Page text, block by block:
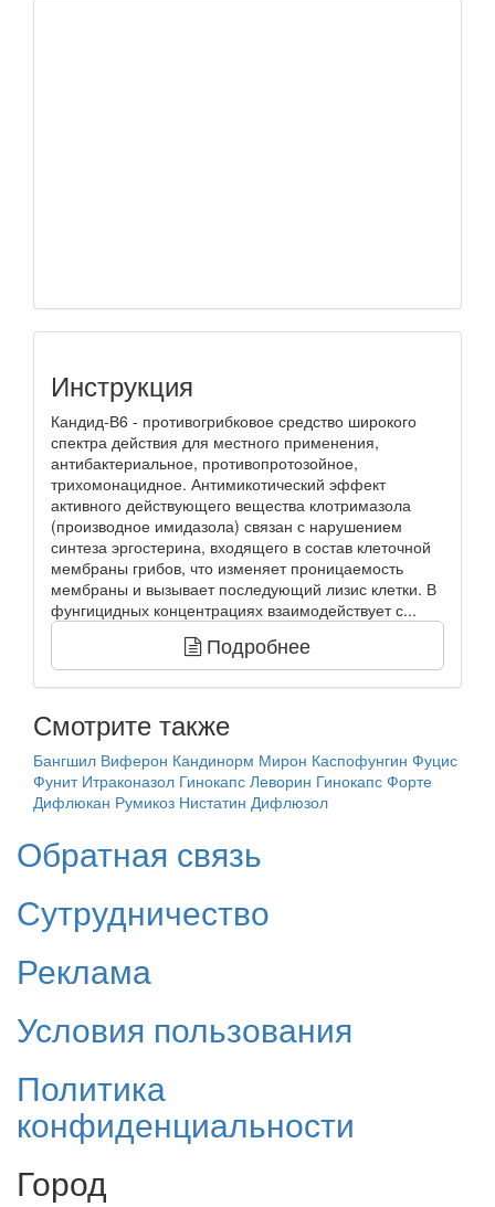
Инструкция
Кандид-В6 - противогрибковое средство широкого
спектра действия для местного применения,
антибактериальное, противопротозойное,
трихомонацидное. Антимикотический эффект
активного действующего вещества клотримазола
(производное имидазола) связан с нарушением
синтеза эргостерина, входящего в состав клеточной
мембраны грибов, что изменяет проницаемость
мембраны и вызывает последующий лизис клетки. В
фунгицидных концентрациях взаимодействует с...
Подробнее
Смотрите также
Бангшил Виферон Кандинорм Мирон Каспофунгин Фуцис
Фунит Итраконазол Гинокапс Леворин Гинокапс Форте
Дифлюкан Румикоз Нистатин Дифлюзол
Обратная связь
Сутрудничество
Реклама
Условия пользования
Политика
конфиденциальности
Город